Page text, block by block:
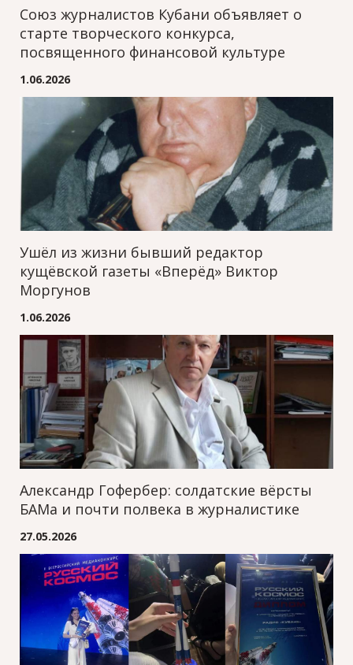
Союз журналистов Кубани объявляет о
старте творческого конкурса,
посвященного финансовой культуре
1.06.2026
Ушёл из жизни бывший редактор
кущёвской газеты «Вперёд» Виктор
Моргунов
1.06.2026
Александр Гофербер: солдатские вёрсты
БАМа и почти полвека в журналистике
27.05.2026